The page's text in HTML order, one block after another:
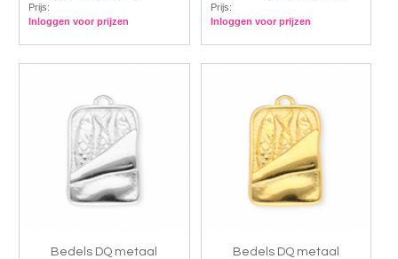
Prijs:
Inloggen voor prijzen
Prijs:
Inloggen voor prijzen
Bedels DQ metaal
Bedels DQ metaal